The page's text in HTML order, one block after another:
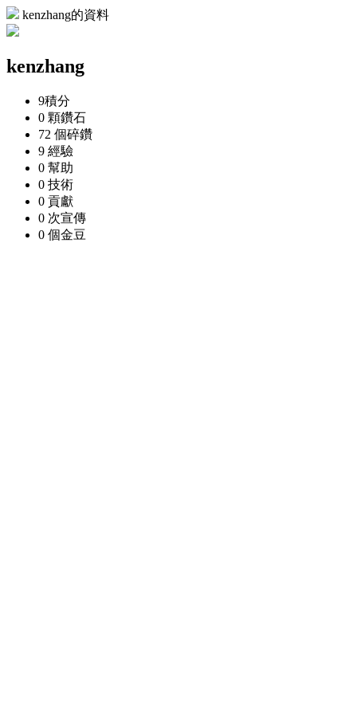
kenzhang的資料
kenzhang
9積分
0 顆鑽石
72 個碎鑽
9 經驗
0 幫助
0 技術
0 貢獻
0 次宣傳
0 個金豆